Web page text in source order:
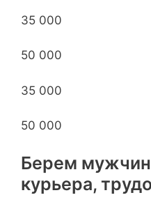
35 000
50 000
35 000
50 000
Берем
курьера,